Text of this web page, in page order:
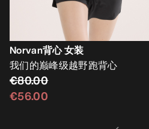
Norvan背心 女装
我们的巅峰级越野跑背心
€80.00
€56.00